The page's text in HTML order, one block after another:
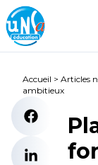
Accueil > Articles
ambitieux